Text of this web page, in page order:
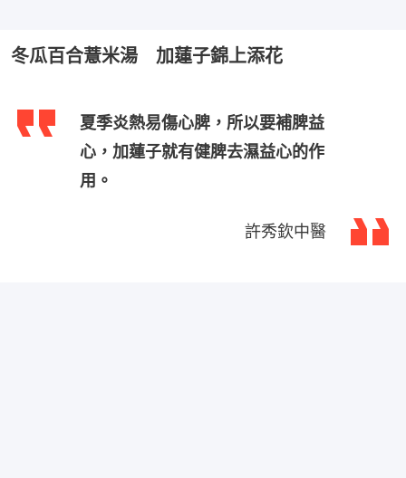
冬瓜百合薏米湯 加蓮子錦上添花
夏季炎熱易傷心脾，所以要補脾益
心，加蓮子就有健脾去濕益心的作
用。
許秀欽中醫